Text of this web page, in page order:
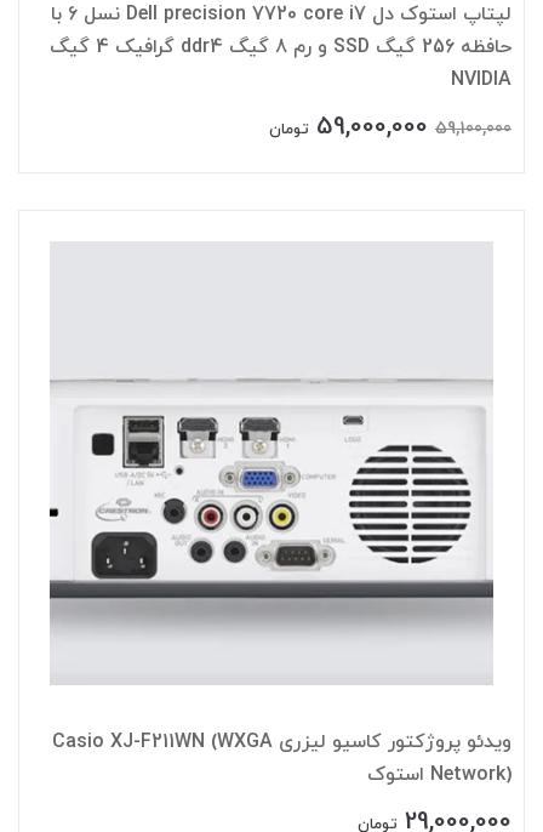
لپتاپ استوک دل Dell precision 7720 core i7 نسل 6 با
حافظه 256 گیگ SSD و رم 8 گیگ ddr4 گرافیک 4 گیگ
NVIDIA
59,100,000
59,000,000 تومان
ویدئو پروژکتور کاسیو لیزری Casio XJ-F211WN (WXGA
Network) استوک
29,000,000 تومان